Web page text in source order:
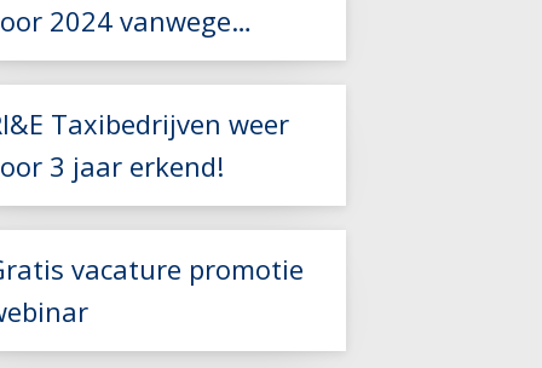
2024 vanwege
berekening
Taxibedrijven weer
3 jaar erkend!
vacature promotie